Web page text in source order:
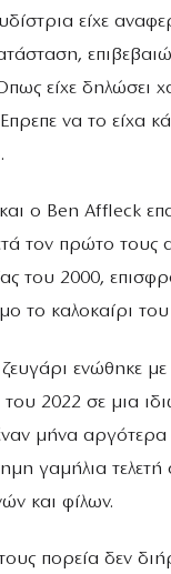
είχε
είχε δηλώσει
να το είχα
ο Ben Affleck
τον πρώτο τους
του 2000,
το καλοκαίρι
ενώθηκε
2022 σε μια
μήνα
γαμήλια τελετή
και φίλων.
πορεία δεν